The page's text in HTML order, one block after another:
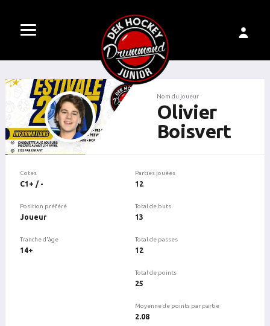
Nom du joueur
Olivier
Boisvert
Cotes
C1+ / -
Position préféré
Joueur
Tranche d'âge
14+
Parties jouées
12
Total de buts
13
Total de passes
12
Total de points
25
Moyenne de points par partie
2.08